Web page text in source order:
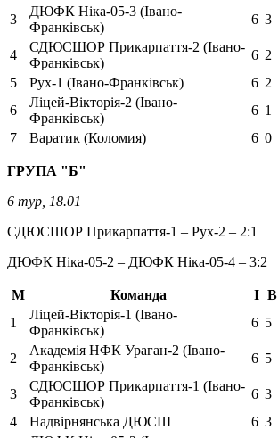
3
ДЮФК Ніка-05-3 (Івано-
Франківськ)
6 3
4
СДЮСШОР Прикарпаття-2 (Івано-
Франківськ)
6 2
5
Рух-1 (Івано-Франківськ) 6 2
6
Ліцей-Вікторія-2 (Івано-
Франківськ)
6 1
7
Варатик (Коломия) 6 0
ГРУПА "Б"
6 тур, 18.01
СДЮСШОР Прикарпаття-1 – Рух-2 – 2:1
ДЮФК Ніка-05-2 – ДЮФК Ніка-05-4 – 3:2
М Команда І В
1
Ліцей-Вікторія-1 (Івано-
Франківськ)
6 5
2
Академія НФК Ураган-2 (Івано-
Франківськ)
6 5
3
СДЮСШОР Прикарпаття-1 (Івано-
Франківськ)
6 3
4
Надвірнянська ДЮСШ 6 3